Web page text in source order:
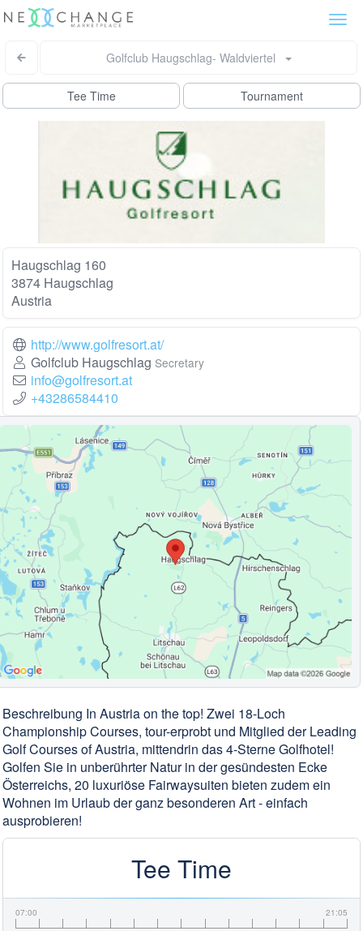
Golfclub Haugschlag- Waldviertel
Tee Time Tournament
Haugschlag 160
3874 Haugschlag
Austria
http://www.golfresort.at/
Golfclub Haugschlag Secretary
info@golfresort.at
+43286584410
Beschreibung In Austria on the top! Zwei 18-Loch
Championship Courses, tour-erprobt und Mitglied der Leading
Golf Courses of Austria, mittendrin das 4-Sterne Golfhotel!
Golfen Sie in unberührter Natur in der gesündesten Ecke
Österreichs, 20 luxuriöse Fairwaysuiten bieten zudem ein
Wohnen im Urlaub der ganz besonderen Art - einfach
ausprobieren!
Tee Time
07:00 21:05